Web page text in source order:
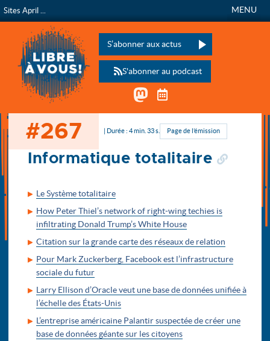
Libre à vous !
L’émission de radio
MENU
S’abonner aux actus
Veuillez laisser ce champ vide :
Mastodon
S'abonner au podcast
Accueil
#267 | Durée : 4 min. 33 s. Page de l’émission
Informatique totalitaire
Le Système totalitaire
How Peter Thiel’s network of right-wing techies is
infiltrating Donald Trump’s White House
Citation sur la grande carte des réseaux de relation
Pour Mark Zuckerberg, Facebook est l’infrastructure
sociale du futur
Larry Ellison d’Oracle veut une base de données unifiée à
l’échelle des États-Unis
L’entreprise américaine Palantir suspectée de créer une
base de données géante sur les citoyens
Sites April ...